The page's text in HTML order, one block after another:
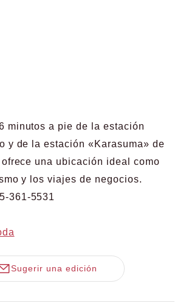
minutos a pie de la estación
y de la estación «Karasuma» de
una ubicación ideal como
y los viajes de negocios.
361-5531
Sugerir una edición